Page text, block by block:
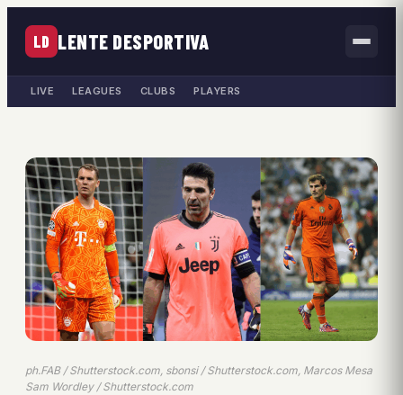
LD LENTE DESPORTIVA
LIVE LEAGUES CLUBS PLAYERS
ph.FAB / Shutterstock.com, sbonsi / Shutterstock.com, Marcos Mesa
Sam Wordley / Shutterstock.com